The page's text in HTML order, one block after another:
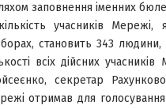
заповнення іменних
учасників
становить 343
всіх дійсних
секретар
отримав для